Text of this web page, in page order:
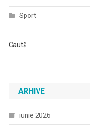
Sport
Caută
ARHIVE
iunie 2026